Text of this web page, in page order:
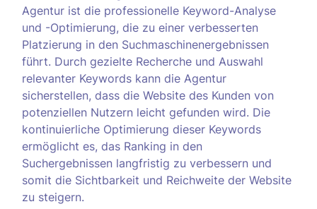
Agentur ist die professionelle Keyword-Analyse
und -Optimierung, die zu einer verbesserten
Platzierung in den Suchmaschinenergebnissen
führt. Durch gezielte Recherche und Auswahl
relevanter Keywords kann die Agentur
sicherstellen, dass die Website des Kunden von
potenziellen Nutzern leicht gefunden wird. Die
kontinuierliche Optimierung dieser Keywords
ermöglicht es, das Ranking in den
Suchergebnissen langfristig zu verbessern und
somit die Sichtbarkeit und Reichweite der Website
zu steigern.